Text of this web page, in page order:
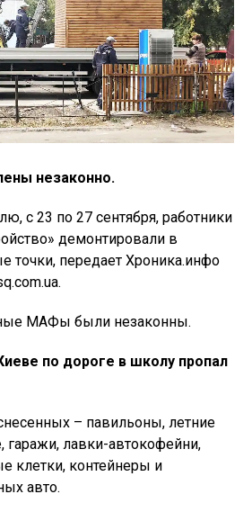
незаконно.
с 23 по 27 сентября, работники
демонтировали в
точки, передает Хроника.инфо
МАФы были незаконны.
по дороге в школу пропал
– павильоны, летние
гаражи, лавки-автокофейни,
клетки, контейнеры и
авто.